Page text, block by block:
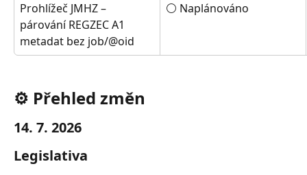
Prohlížeč JMHZ –
párování REGZEC A1
metadat bez job/@oid
⚪ Naplánováno
⚙️ Přehled změn
14. 7. 2026
Legislativa